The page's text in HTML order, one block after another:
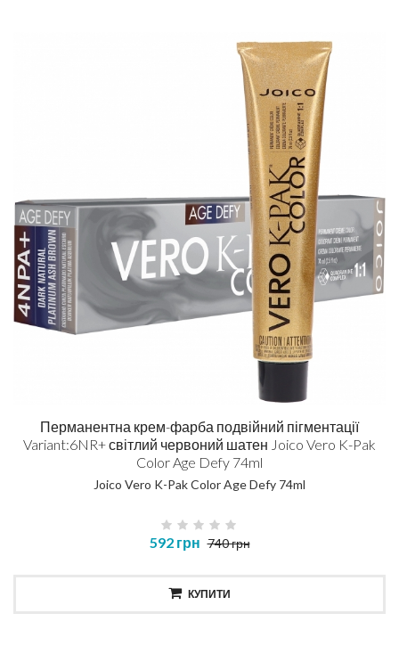
Перманентна крем-фарба подвійний пігментації
Variant:6NR+ світлий червоний шатен Joico Vero K-Pak
Color Age Defy 74ml
Joico Vero K-Pak Color Age Defy 74ml
592 грн 740 грн
КУПИТИ